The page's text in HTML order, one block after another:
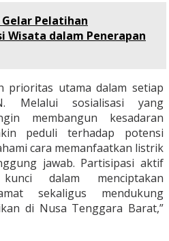
Pelatihan
Wisata dalam Penerapan
prioritas utama dalam setiap
Melalui sosialisasi yang
membangun kesadaran
peduli terhadap potensi
cara memanfaatkan listrik
jawab. Partisipasi aktif
dalam menciptakan
sekaligus mendukung
di Nusa Tenggara Barat,”